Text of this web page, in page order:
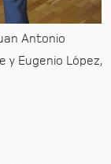
Antonio
y Eugenio López,